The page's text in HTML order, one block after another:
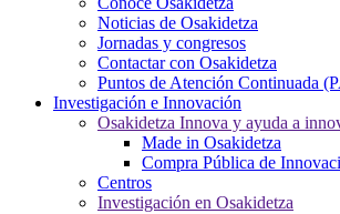
Noticias de Osakidetza
Jornadas y congresos
Contactar con Osakidetza
Puntos de Atención Continuada
Investigación e Innovación
Osakidetza Innova y ayuda a
Made in Osakidetza
Compra Pública de
Centros
Investigación en Osakidetza